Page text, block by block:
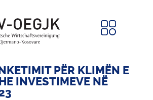
PËR KLIMËN E
INVESTIMEVE NË